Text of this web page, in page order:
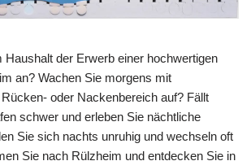
der Erwerb einer hochwertigen
an? Wachen Sie morgens mit
oder Nackenbereich auf? Fällt
schwer und erleben Sie nächtliche
Sie sich nachts unruhig und wechseln oft
Sie nach Rülzheim und entdecken Sie in